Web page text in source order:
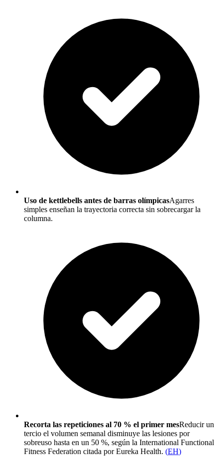
Uso de kettlebells antes de barras olímpicasAgarres
simples enseñan la trayectoria correcta sin sobrecargar la
columna.
Recorta las repeticiones al 70 % el primer mesReducir un
tercio el volumen semanal disminuye las lesiones por
sobreuso hasta en un 50 %, según la International Functional
Fitness Federation citada por Eureka Health. (EH)